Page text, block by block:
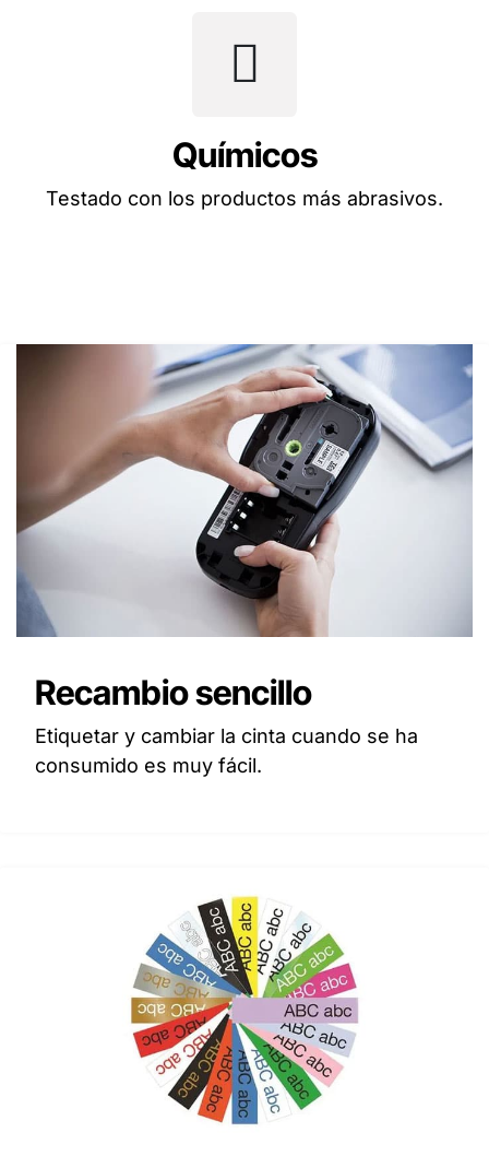
Químicos
Testado con los productos más abrasivos.
Recambio sencillo
Etiquetar y cambiar la cinta cuando se ha
consumido es muy fácil.